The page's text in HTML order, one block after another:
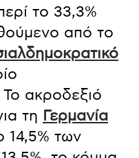
το 33,3%
από το
Το ακροδεξιό
τη Γερμανία
14,5% των